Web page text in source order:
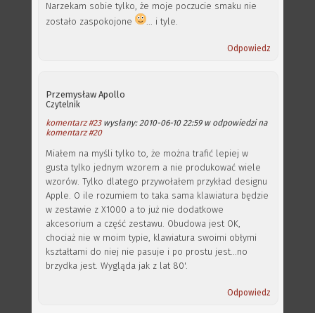
Narzekam sobie tylko, że moje poczucie smaku nie
zostało zaspokojone
... i tyle.
Odpowiedz
Przemysław Apollo
Czytelnik
komentarz #23wysłany: 2010-06-10 22:59 w odpowiedzi na
komentarz #20
Miałem na myśli tylko to, że można trafić lepiej w
gusta tylko jednym wzorem a nie produkować wiele
wzorów. Tylko dlatego przywołałem przykład designu
Apple. O ile rozumiem to taka sama klawiatura będzie
w zestawie z X1000 a to już nie dodatkowe
akcesorium a część zestawu. Obudowa jest OK,
chociaż nie w moim typie, klawiatura swoimi obłymi
kształtami do niej nie pasuje i po prostu jest...no
brzydka jest. Wygląda jak z lat 80'.
Odpowiedz